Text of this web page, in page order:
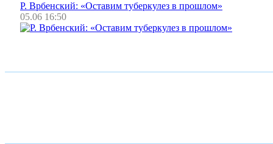
Р. Врбенский: «Оставим туберкулез в прошлом»
05.06 16:50